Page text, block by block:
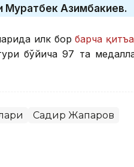
Муратбек Азимбакиев.
илк борбарча қитъа
бўйича 97 та
Садир Жапаров